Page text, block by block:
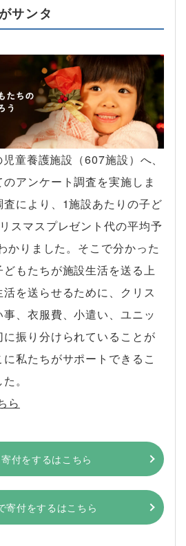
サンタ
童養護施設（607施設）へ、
アンケート調査を実施しま
査により、1施設あたりの子ど
スマスプレゼント代の平均予
かりました。そこで分かった
もたちが施設生活を送る上
を送らせるために、クリス
、衣服費、小遣い、ユニッ
に振り分けられていることが
私たちがサポートできるこ
。
ら
付をするはこちら
寄付をするはこちら